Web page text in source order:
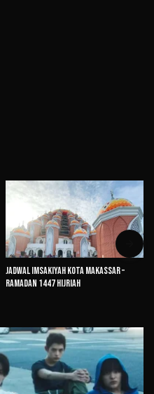
Jadwal Imsakiyah Kota Makassar –
Ramadan 1447 Hijriah